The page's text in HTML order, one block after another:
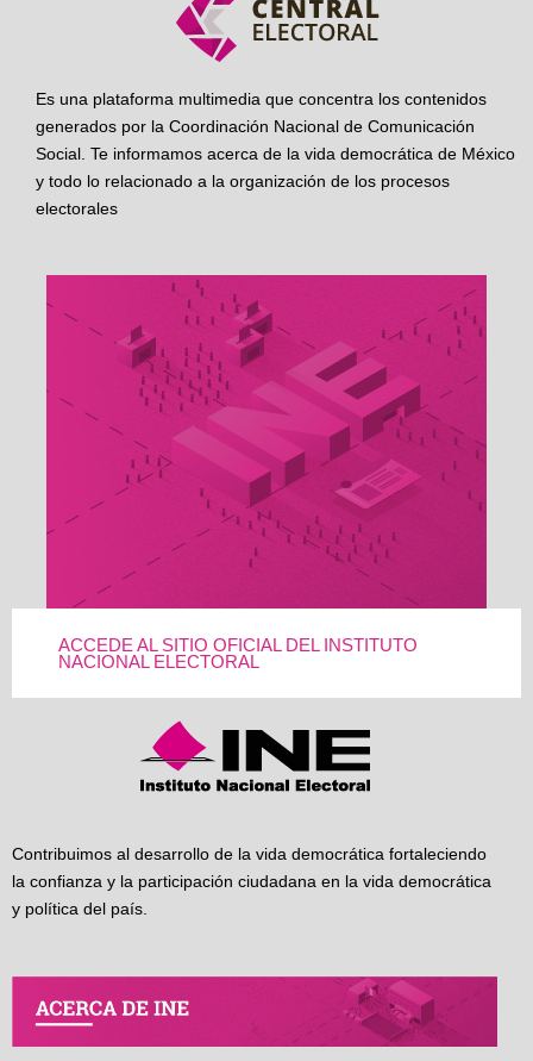
Es una plataforma multimedia que concentra los contenidos
generados por la Coordinación Nacional de Comunicación
Social. Te informamos acerca de la vida democrática de México
y todo lo relacionado a la organización de los procesos
electorales
ACCEDE AL SITIO OFICIAL DEL INSTITUTO
NACIONAL ELECTORAL
Contribuimos al desarrollo de la vida democrática fortaleciendo
la confianza y la participación ciudadana en la vida democrática
y política del país.